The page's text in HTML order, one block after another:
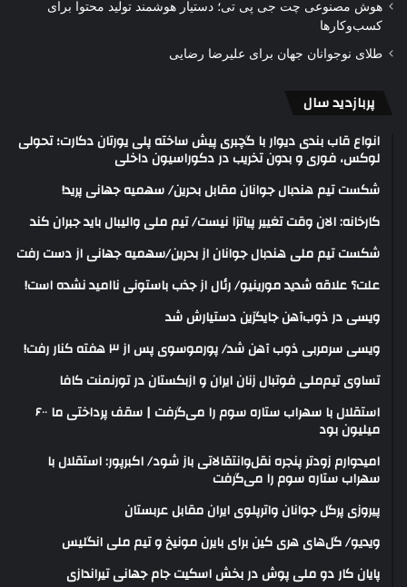
هوش مصنوعی چت جی پی تی؛ دستیار هوشمند تولید محتوا برای
کسب‌وکارها
طلای نوجوانان جهان برای علیرضا رضایی
پربازدید سال
انواع قاب بندی دیوار با گچبری پیش ساخته پلی یورتان دکارت؛ تحولی
لوکس، فوری و بدون تخریب در دکوراسیون داخلی
شکست تیم هندبال جوانان مقابل بحرین/ سهمیه جهانی پرید!
کارخانه: الان وقت تغییر پیاتزا نیست/ تیم ملی والیبال باید جبران کند
شکست تیم ملی هندبال جوانان از بحرین/سهمیه جهانی از دست رفت
علت؟ علاقه شدید مورینیو/ رئال از جذب باستونی ناامید نشده است!
ویسی در ذوب‌آهن جایگزین دستیارش شد
ویسی سرمربی ذوب آهن شد/ پورموسوی پس از ۳ هفته کنار رفت!
تساوی تیم‌ملی فوتبال زنان ایران و ازبکستان در تورنمنت کافا
استقلال با سهراب ستاره سوم را می‌گرفت | سقف پرداختی ما ۶۰۰
میلیون بود
امیدوارم زودتر پنجره نقل‌وانتقالاتی باز شود/ اکبرپور: استقلال با
سهراب ستاره سوم را می‌گرفت
پیروزی پرگل جوانان واترپلوی ایران مقابل عربستان
ویدیو/ گل‌های هری‌ کین برای بایرن مونیخ و تیم ملی انگلیس
پایان کار دو ملی پوش در بخش اسکیت جام جهانی تیراندازی